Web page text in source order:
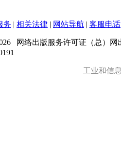
务 | 相关法律 | 网站导航 | 客服电话
网络出版服务许可证（总）网
工业和信